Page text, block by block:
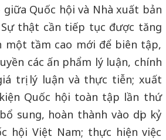
Quốc hội và Nhà xuất bản
thật cần tiếp tục được tăng
một tầm cao mới để biên tập,
các ấn phẩm lý luận, chính
trị lý luận và thực tiễn; xuất
Quốc hội toàn tập lần thứ
sung, hoàn thành vào dịp kỷ
hội Việt Nam; thực hiện việc